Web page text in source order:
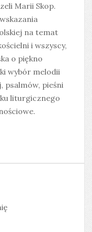
Marii Skop.
na temat
i wszyscy,
o piękno
wybór melodii
psalmów, pieśni
liturgicznego